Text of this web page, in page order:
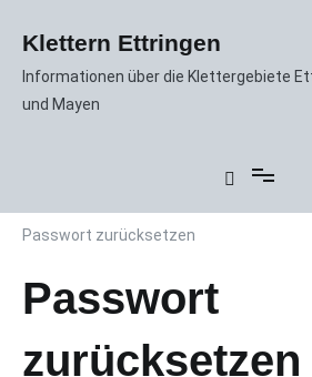
Inhalt
springen
Klettern Ettringen
Informationen über die Klettergebiete
und Mayen
Passwort zurücksetzen
Passwort
zurücksetzen